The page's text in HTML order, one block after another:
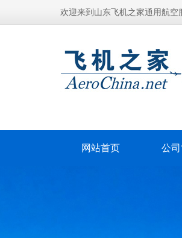
欢迎来到山东飞机之家通用航空
网站首页 公